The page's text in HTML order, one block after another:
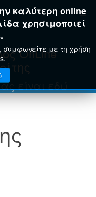
καλύτερη online
χρησιμοποιεί
συμφωνείτε με τη χρήση
OnLine
είναι εδώ